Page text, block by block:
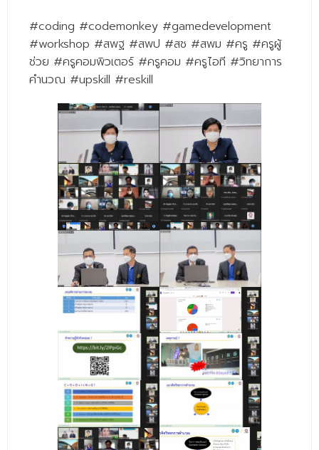
- - วิทยาศาสตร์ทั่วไป
- เทคโนโลยีบัณฑิต
- - เทคโนโลยีสารสนเทศ
ศูนย์บริการ
- ศูนย์เครื่องมือปฏิบัติการวิทยาศาสตร์
- ศูนย์สิ่งแวดล้อม
- ศูนย์ปัญญาประดิษฐ์เพื่อการศึกษา
สหกิจศึกษา
- ข่าวประชาสัมพันธ์
- กิจกรรม
- ข่าวประชาสัมพันธ์ภายนอก
- ทุน/สมัครงาน/ศึกษาต่อ
วารสารคณะ
ผลงานคณะ
#coding #codemonkey #gamedevelopment
#workshop #สพฐ #สพป #สช #สพม #ครู #ครูผู้
ช่วย #ครูคอมพิวเตอร์ #ครูคอม #ครูไอที #วิทยาการ
คำนวณ #upskill #reskill